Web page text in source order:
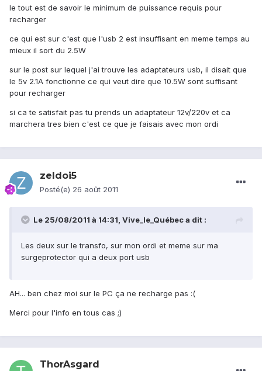
le tout est de savoir le minimum de puissance requis pour
recharger
ce qui est sur c'est que l'usb 2 est insuffisant en meme temps au
mieux il sort du 2.5W
sur le post sur lequel j'ai trouve les adaptateurs usb, il disait que
le 5v 2.1A fonctionne ce qui veut dire que 10.5W sont suffisant
pour recharger
si ca te satisfait pas tu prends un adaptateur 12v/220v et ca
marchera tres bien c'est ce que je faisais avec mon ordi
zeldoi5
Posté(e) 26 août 2011
Le 25/08/2011 à 14:31, Vive_le_Québec a dit :
Les deux sur le transfo, sur mon ordi et meme sur ma
surgeprotector qui a deux port usb
AH... ben chez moi sur le PC ça ne recharge pas :(
Merci pour l'info en tous cas ;)
ThorAsgard